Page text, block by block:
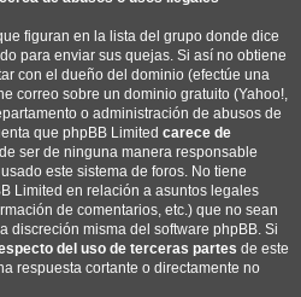
figuran en la lista del grupo donde dice
para enviar sus quejas. Si así no obtiene
con el dueño del dominio (efectúe una
correo sobre un dominio gratuito (Yahoo!,
o administración de abusos de
que phpBB Limited carece de
ser de ninguna manera responsable
este sistema de foros. No tiene
Limited en relación a asuntos legales
de comentarios, etc.) que no sean
discreción misma del software phpBB. Si
del uso de terceras partes de este
respuesta cortante o directamente no